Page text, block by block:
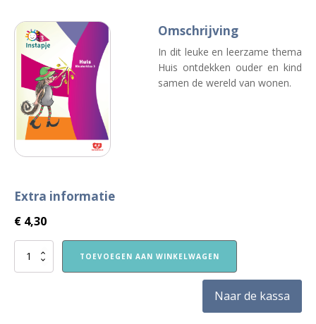
Omschrijving
In dit leuke en leerzame thema
Huis ontdekken ouder en kind
samen de wereld van wonen.
Extra informatie
€ 4,30
Instapje
TOEVOEGEN AAN WINKELWAGEN
Naar de kassa